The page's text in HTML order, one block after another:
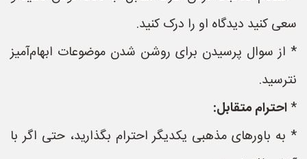
سعی کنید دیدگاه او را درک کنید.
* از سوال پرسیدن برای روشن شدن موضوعات ابهام‌آمیز
نترسید.
*احترام متقابل:
* به باورهای مذهبی یکدیگر احترام بگذارید، حتی اگر با